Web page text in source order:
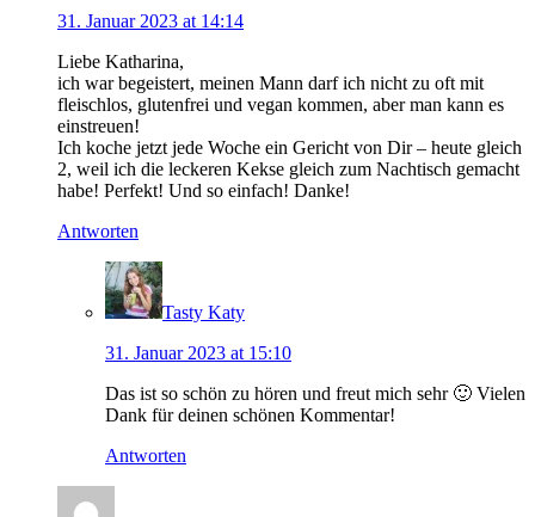
31. Januar 2023 at 14:14
Liebe Katharina,
ich war begeistert, meinen Mann darf ich nicht zu oft mit
fleischlos, glutenfrei und vegan kommen, aber man kann es
einstreuen!
Ich koche jetzt jede Woche ein Gericht von Dir – heute gleich
2, weil ich die leckeren Kekse gleich zum Nachtisch gemacht
habe! Perfekt! Und so einfach! Danke!
Antworten
Tasty Katy
31. Januar 2023 at 15:10
Das ist so schön zu hören und freut mich sehr 🙂 Vielen
Dank für deinen schönen Kommentar!
Antworten